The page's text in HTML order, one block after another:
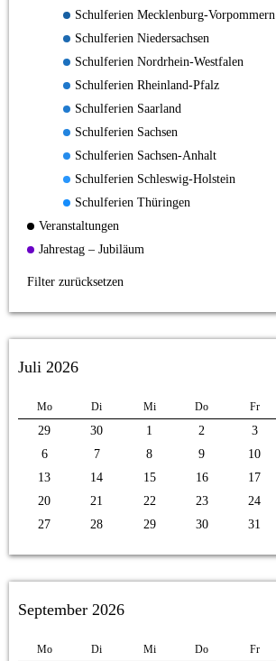
Schulferien Mecklenburg-Vorpommern
Schulferien Niedersachsen
Schulferien Nordrhein-Westfalen
Schulferien Rheinland-Pfalz
Schulferien Saarland
Schulferien Sachsen
Schulferien Sachsen-Anhalt
Schulferien Schleswig-Holstein
Schulferien Thüringen
Veranstaltungen
Jahrestag – Jubiläum
Filter zurücksetzen
Juli 2026
Mo Di Mi Do Fr
29 30 1 2 3
6
7 8 9 10
13
14 15 16 17
20
21 22 23 24
27
28 29 30 31
September 2026
Mo Di Mi Do Fr